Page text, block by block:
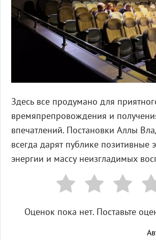
Здесь все продумано для
времяпрепровождения и
впечатлений. Постановки Аллы
всегда дарят публике позитивные
энергии и массу неизгладимых
Оценок пока нет. Поставьте